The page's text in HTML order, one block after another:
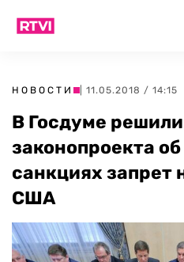
НОВОСТИ | 11.05.2018 / 14:15
В Госдуме
законопроекта
санкциях запрет
США